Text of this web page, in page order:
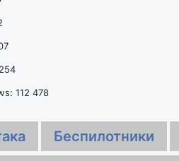
254
112 478
Беспилотники